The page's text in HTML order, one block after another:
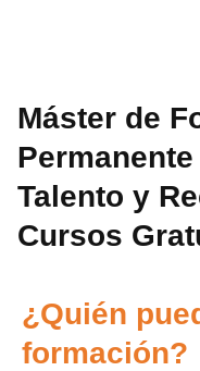
Máster de
Talento y
Cursos
¿Quién
formación?